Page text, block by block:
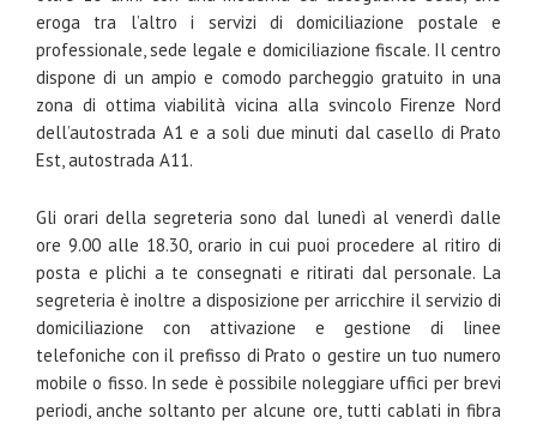
eroga tra l’altro i servizi di domiciliazione postale e
professionale, sede legale e domiciliazione fiscale. Il centro
dispone di un ampio e comodo parcheggio gratuito in una
zona di ottima viabilità vicina alla svincolo Firenze Nord
dell’autostrada A1 e a soli due minuti dal casello di Prato
Est, autostrada A11.
Gli orari della segreteria sono dal lunedì al venerdì dalle
ore 9.00 alle 18.30, orario in cui puoi procedere al ritiro di
posta e plichi a te consegnati e ritirati dal personale. La
segreteria è inoltre a disposizione per arricchire il servizio di
domiciliazione con attivazione e gestione di linee
telefoniche con il prefisso di Prato o gestire un tuo numero
mobile o fisso. In sede è possibile noleggiare uffici per brevi
periodi, anche soltanto per alcune ore, tutti cablati in fibra